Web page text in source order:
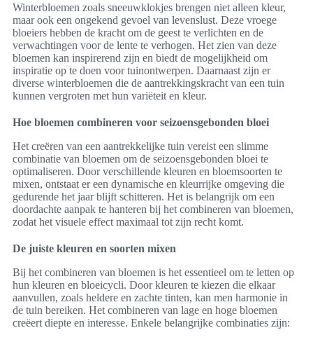
Winterbloemen zoals sneeuwklokjes brengen niet alleen kleur,
maar ook een ongekend gevoel van levenslust. Deze vroege
bloeiers hebben de kracht om de geest te verlichten en de
verwachtingen voor de lente te verhogen. Het zien van deze
bloemen kan inspirerend zijn en biedt de mogelijkheid om
inspiratie op te doen voor tuinontwerpen. Daarnaast zijn er
diverse winterbloemen die de aantrekkingskracht van een tuin
kunnen vergroten met hun variëteit en kleur.
Hoe bloemen combineren voor seizoensgebonden bloei
Het creëren van een aantrekkelijke tuin vereist een slimme
combinatie van bloemen om de seizoensgebonden bloei te
optimaliseren. Door verschillende kleuren en bloemsoorten te
mixen, ontstaat er een dynamische en kleurrijke omgeving die
gedurende het jaar blijft schitteren. Het is belangrijk om een
doordachte aanpak te hanteren bij het combineren van bloemen,
zodat het visuele effect maximaal tot zijn recht komt.
De juiste kleuren en soorten mixen
Bij het combineren van bloemen is het essentieel om te letten op
hun kleuren en bloeicycli. Door kleuren te kiezen die elkaar
aanvullen, zoals heldere en zachte tinten, kan men harmonie in
de tuin bereiken. Het combineren van lage en hoge bloemen
creëert diepte en interesse. Enkele belangrijke combinaties zijn: